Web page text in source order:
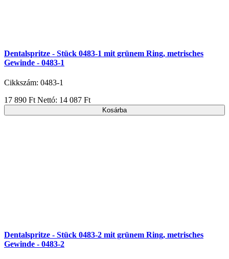
Dentalspritze - Stück 0483-1 mit grünem Ring, metrisches
Gewinde - 0483-1
Cikkszám: 0483-1
17 890 Ft Nettó: 14 087 Ft
Kosárba
Dentalspritze - Stück 0483-2 mit grünem Ring, metrisches
Gewinde - 0483-2